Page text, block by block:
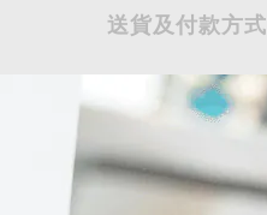
送貨及付款方式